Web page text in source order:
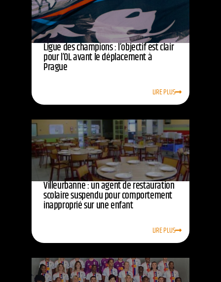
Ligue des champions : l’objectif est clair
pour l’OL avant le déplacement à
Prague
LIRE PLUS
Villeurbanne : un agent de restauration
scolaire suspendu pour comportement
inapproprié sur une enfant
LIRE PLUS